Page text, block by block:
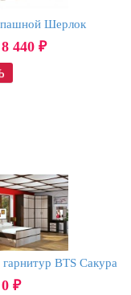
Шерлок
8 440 ₽
BTS Сакура
0 ₽